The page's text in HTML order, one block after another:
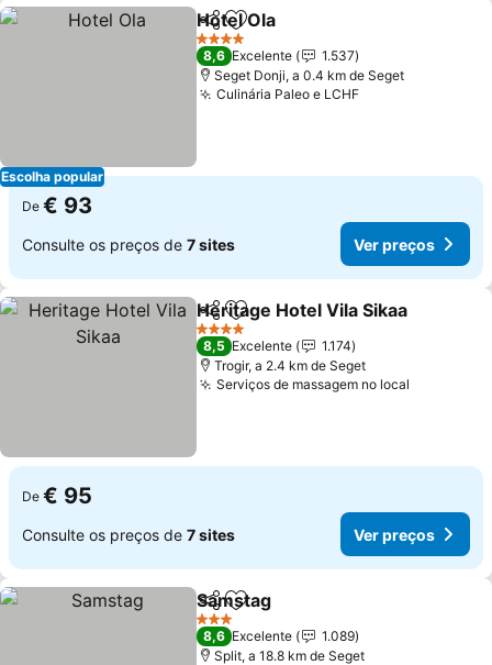
Escolha popular
PartilharAdicionar aos favoritos
Hotel Ola
4 Estrelas
8,6 Excelente
1.537
Seget Donji, a 0.4 km de Seget
Culinária Paleo e LCHF
De € 93
Consulte os preços de 7 sites Ver preços
PartilharAdicionar aos favoritos
Heritage Hotel Vila Sikaa
4 Estrelas
8,5 Excelente
1.174
Trogir, a 2.4 km de Seget
Serviços de massagem no local
De € 95
Consulte os preços de 7 sites Ver preços
PartilharAdicionar aos favoritos
Samstag
3 Estrelas
8,6 Excelente
1.089
Split, a 18.8 km de Seget